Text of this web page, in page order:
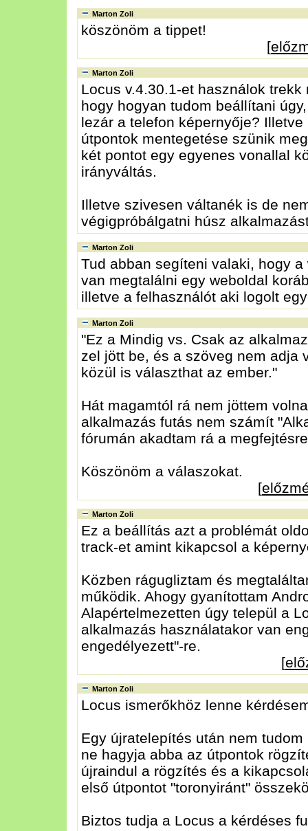
Marton Zoli
köszönöm a tippet!
[
Marton Zoli
Locus v.4.30.1-et használok
hogy hogyan tudom beállítani
lezár a telefon képernyője?
útpontok mentegetése szünik
két pontot egy egyenes vonallal
irányváltás.
Illetve szivesen váltanék is de
végigpróbálgatni húsz
Marton Zoli
Tud abban segíteni valaki, hogy
van megtalálni egy weboldal
illetve a felhasználót aki logolt
Marton Zoli
"Ez a Mindig vs. Csak az
zel jött be, és a szöveg nem adja
közül is választhat az ember."
Hát magamtól rá nem jöttem
alkalmazás futás nem számít
fórumán akadtam rá a
Köszönöm a válaszokat.
[
Marton Zoli
Ez a beállítás azt a problémát
track-et amint kikapcsol a
Közben rágugliztam és
működik. Ahogy gyanítottam
Alapértelmezetten úgy települ a
alkalmazás használatakor van
engedélyezett"-re.
[
Marton Zoli
Locus ismerőkhöz lenne
Egy újratelepítés után nem
ne hagyja abba az útpontok
újraindul a rögzítés és a
első útpontot "toronyiránt"
Biztos tudja a Locus a kérdéses